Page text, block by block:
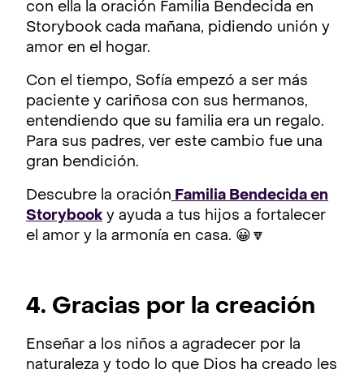
con ella la oración Familia Bendecida en
Storybook cada mañana, pidiendo unión y
amor en el hogar.
Con el tiempo, Sofía empezó a ser más
paciente y cariñosa con sus hermanos,
entendiendo que su familia era un regalo.
Para sus padres, ver este cambio fue una
gran bendición.
Descubre la oración Familia Bendecida en
Storybook y ayuda a tus hijos a fortalecer
el amor y la armonía en casa. 😀🔽
4. Gracias por la creación
Enseñar a los niños a agradecer por la
naturaleza y todo lo que Dios ha creado les